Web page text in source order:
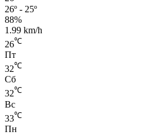
26º - 25º
88%
1.99 km/h
26℃
Пт
32℃
Сб
32℃
Вс
33℃
Пн